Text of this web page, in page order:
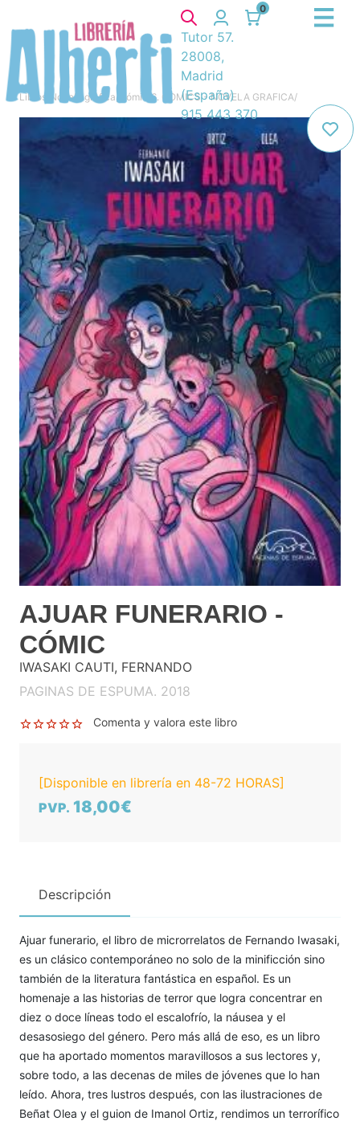
0
Tutor 57.
28008,
Madrid
(España)
915 443 370
Libros Novela gráfica, cómic 6. COMICS - NOVELA GRAFICA/
AJUAR FUNERARIO -
CÓMIC
IWASAKI CAUTI, FERNANDO
PAGINAS DE ESPUMA. 2018
Comenta y valora este libro
[Disponible en librería en 48-72 HORAS]
PVP. 18,00€
Descripción
Ajuar funerario, el libro de microrrelatos de Fernando Iwasaki,
es un clásico contemporáneo no solo de la minificción sino
también de la literatura fantástica en español. Es un
homenaje a las historias de terror que logra concentrar en
diez o doce líneas todo el escalofrío, la náusea y el
desasosiego del género. Pero más allá de eso, es un libro
que ha aportado momentos maravillosos a sus lectores y,
sobre todo, a las decenas de miles de jóvenes que lo han
leído. Ahora, tres lustros después, con las ilustraciones de
Beñat Olea y el guion de Imanol Ortiz, rendimos un terrorífico